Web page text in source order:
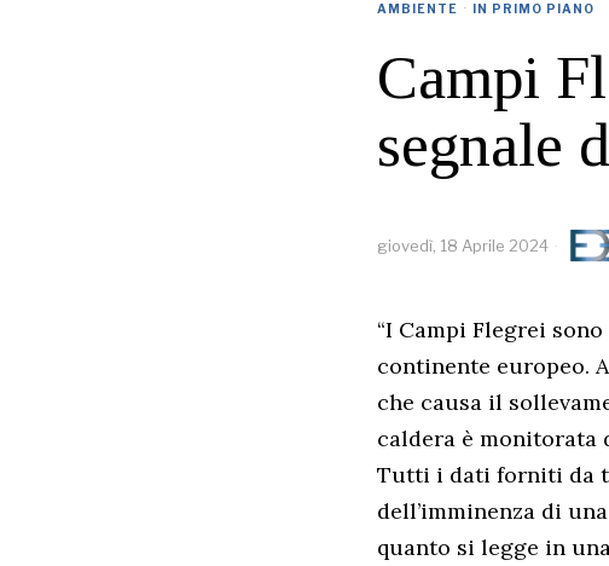
AMBIENTE · IN PRIMO PIANO
Campi
segnale
giovedì, 18 Aprile 2024
“I Campi Flegrei
continente europeo.
che causa il
caldera è
Tutti i dati forniti da
dell’imminenza di
quanto si legge in